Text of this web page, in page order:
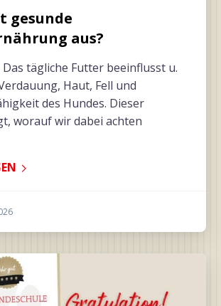
gesunde
aus?
tägliche Futter beeinflusst u.
Haut, Fell und
des Hundes. Dieser
worauf wir dabei achten